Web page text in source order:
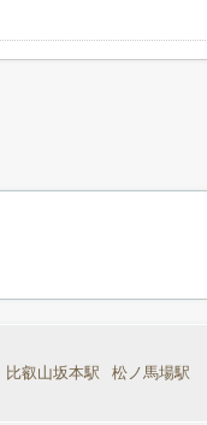
比叡山坂本駅
松ノ馬場駅